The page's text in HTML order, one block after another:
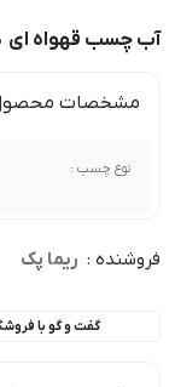
آب چسب قهواه ای ۶۰ میلی متری
مشخصات
نوع چسب :
فروشنده : ریما پک
گفت و گو با